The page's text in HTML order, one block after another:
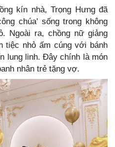
kín nhà, Trọng Hưng đã
chúa' sống trong không
Ngoài ra, chồng nữ giảng
tiệc nhỏ ấm cúng với bánh
lung linh. Đây chính là món
nhân trẻ tặng vợ.